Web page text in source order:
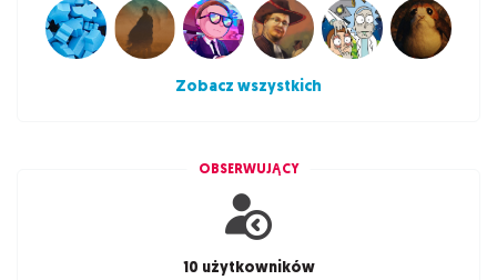
Zobacz wszystkich
OBSERWUJĄCY
10 użytkowników